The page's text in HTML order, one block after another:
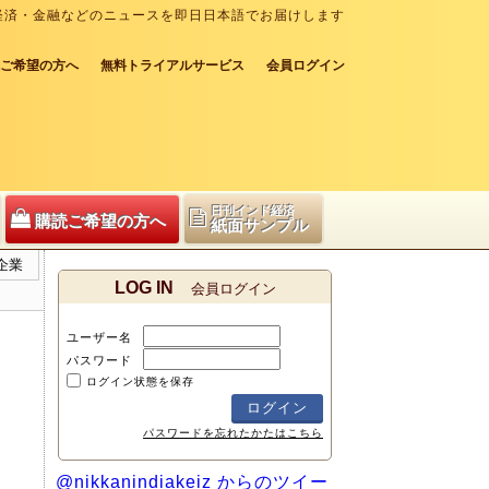
・金融などのニュースを即日日本語でお届けします
希望の方へ 無料トライアルサービス 会員ログイン
購読ご希望の方へ
日刊インド経済
紙面サンプル
業
LOG IN 会員ログイン
ユーザー名
パスワード
ログイン状態を保存
パスワードを忘れたかたはこちら
@nikkanindiakeiz からのツイー